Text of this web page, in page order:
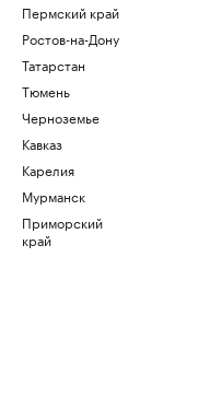
Пермский край
Ростов-на-Дону
Татарстан
Тюмень
Черноземье
Кавказ
Карелия
Мурманск
Приморский
край